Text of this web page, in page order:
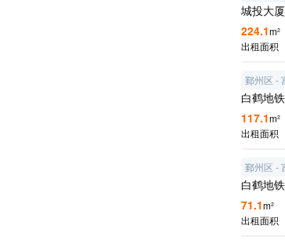
城投大
224.1m²
出租面积
鄞州区 -
白鹤地
117.1m²
出租面积
鄞州区 -
白鹤地
71.1m²
出租面积